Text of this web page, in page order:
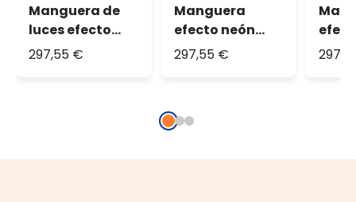
Manguera de
luces efecto
neón doble
297,55 €
Manguera
efecto neón
doble cara,
297,55 €